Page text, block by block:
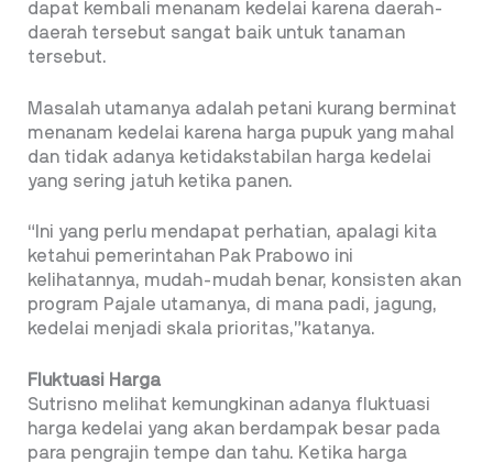
dapat kembali menanam kedelai karena daerah-
daerah tersebut sangat baik untuk tanaman
tersebut.
Masalah utamanya adalah petani kurang berminat
menanam kedelai karena harga pupuk yang mahal
dan tidak adanya ketidakstabilan harga kedelai
yang sering jatuh ketika panen.
“Ini yang perlu mendapat perhatian, apalagi kita
ketahui pemerintahan Pak Prabowo ini
kelihatannya, mudah-mudah benar, konsisten akan
program Pajale utamanya, di mana padi, jagung,
kedelai menjadi skala prioritas,”katanya.
Fluktuasi Harga
Sutrisno melihat kemungkinan adanya fluktuasi
harga kedelai yang akan berdampak besar pada
para pengrajin tempe dan tahu. Ketika harga